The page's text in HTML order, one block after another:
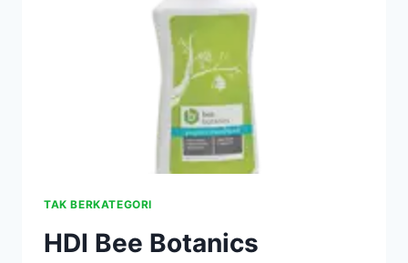
EXTRACT
TAK BERKATEGORI
HDI Bee Botanics